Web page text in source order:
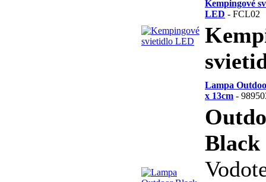
Kempingové
LED - FCL02
Lampa
x 13cm -
Black